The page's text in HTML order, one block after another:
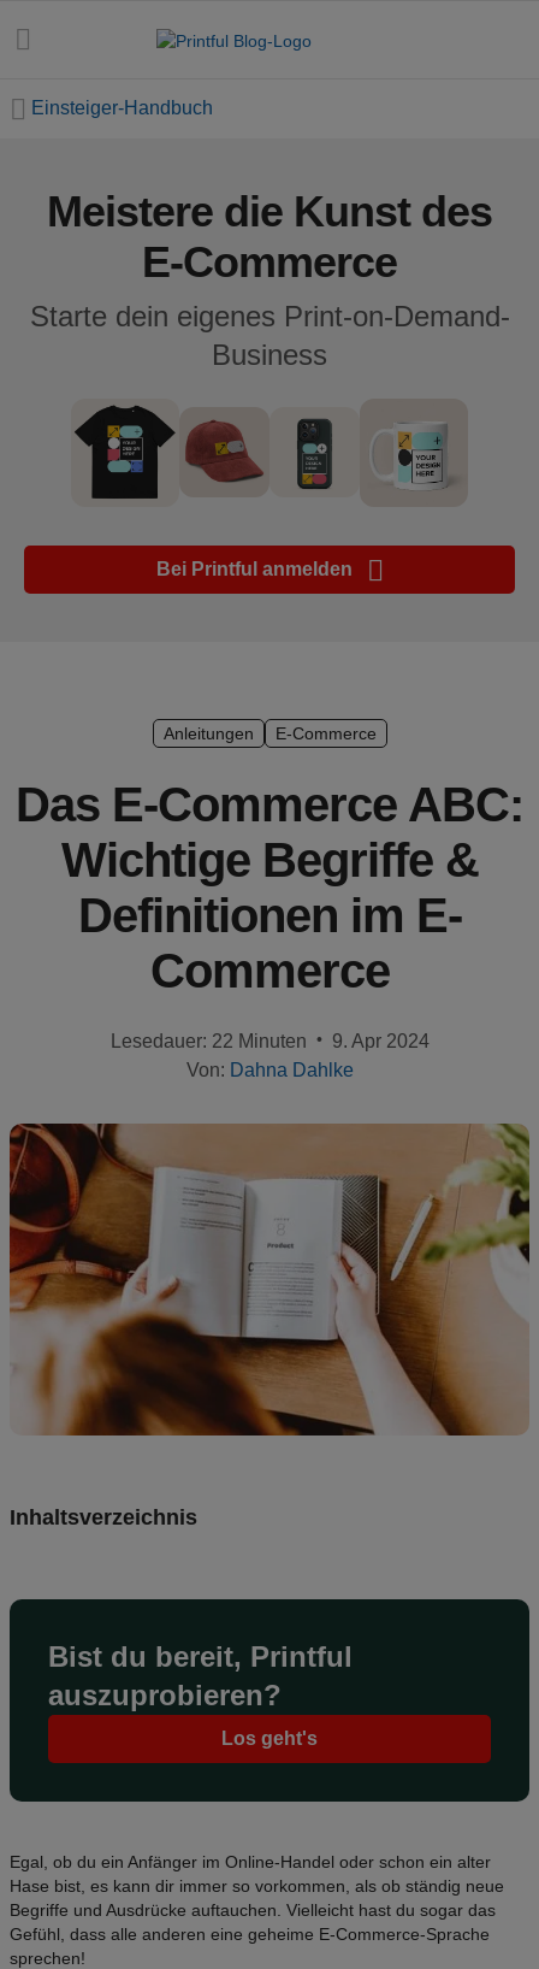
Commerce
Einsteiger-
Handbuch
Erfolgsgeschichten
Marketing-
Tipps
Produkte
Verkaufen
Preise
DE
Einsteiger-Handbuch
Meistere die Kunst des
E-Commerce
Starte dein eigenes Print-on-Demand-
Business
Bei Printful anmelden
Anleitungen E-Commerce
Das E-Commerce ABC:
Wichtige Begriffe &
Definitionen im E-
Commerce
Lesedauer: 22 Minuten •
9. Apr 2024
Von: Dahna Dahlke
Inhaltsverzeichnis
Bist du bereit, Printful
auszuprobieren?
Los geht's
Egal, ob du ein Anfänger im Online-Handel oder schon ein alter
Hase bist, es kann dir immer so vorkommen, als ob ständig neue
Begriffe und Ausdrücke auftauchen. Vielleicht hast du sogar das
Gefühl, dass alle anderen eine geheime E-Commerce-Sprache
sprechen!